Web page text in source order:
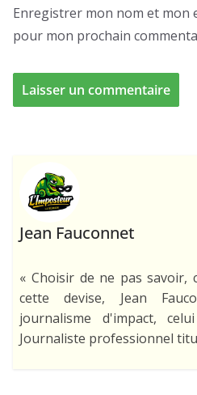
Enregistrer mon nom et mon
pour mon prochain
Jean Fauconnet
« Choisir de ne pas savoir,
cette devise, Jean
journalisme d'impact,
Journaliste professionnel